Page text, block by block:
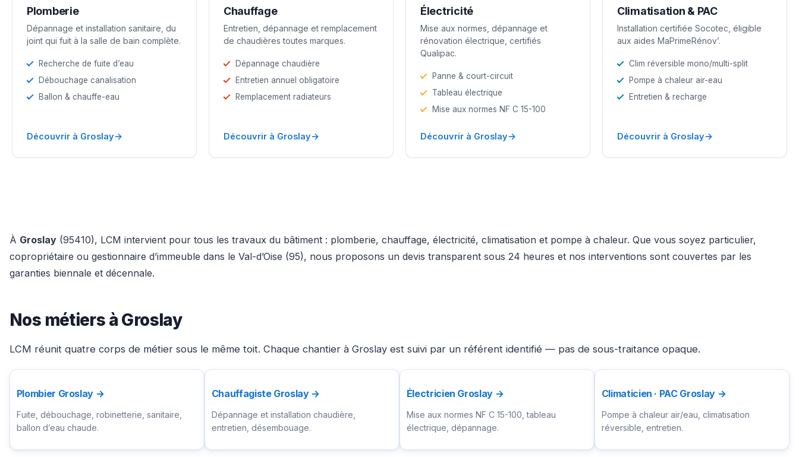
Plomberie
Dépannage et installation sanitaire, du
joint qui fuit à la salle de bain complète.
Recherche de fuite d’eau
Débouchage canalisation
Ballon & chauffe-eau
Découvrir à Groslay→
Chauffage
Entretien, dépannage et remplacement
de chaudières toutes marques.
Dépannage chaudière
Entretien annuel obligatoire
Remplacement radiateurs
Découvrir à Groslay→
Électricité
Mise aux normes, dépannage et
rénovation électrique, certifiés
Qualipac.
Panne & court-circuit
Tableau électrique
Mise aux normes NF C 15-100
Découvrir à Groslay→
Climatisation & PAC
Installation certifiée Socotec, éligible
aux aides MaPrimeRénov’.
Clim réversible mono/multi-split
Pompe à chaleur air-eau
Entretien & recharge
Découvrir à Groslay→
À Groslay (95410), LCM intervient pour tous les travaux du bâtiment : plomberie, chauffage, électricité, climatisation et pompe à chaleur. Que vous soyez particulier,
copropriétaire ou gestionnaire d’immeuble dans le Val-d’Oise (95), nous proposons un devis transparent sous 24 heures et nos interventions sont couvertes par les
garanties biennale et décennale.
Nos métiers à Groslay
LCM réunit quatre corps de métier sous le même toit. Chaque chantier à Groslay est suivi par un référent identifié — pas de sous-traitance opaque.
Plombier Groslay →
Fuite, débouchage, robinetterie, sanitaire,
ballon d’eau chaude.
Chauffagiste Groslay →
Dépannage et installation chaudière,
entretien, désembouage.
Électricien Groslay →
Mise aux normes NF C 15-100, tableau
électrique, dépannage.
Climaticien · PAC Groslay →
Pompe à chaleur air/eau, climatisation
réversible, entretien.